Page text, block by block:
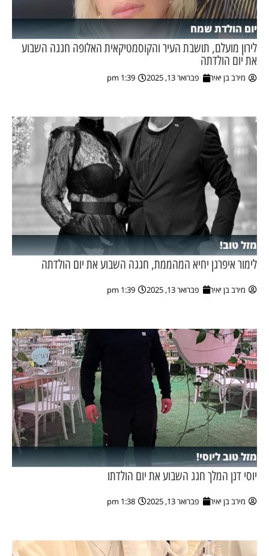
יום הולדת שמח
לירון מועלם, תושבת העיר והקוסמטיקאית האלופה חגגה השבוע
את יום הולדתה
מירב בן יאיר פברואר 13, 2025 1:39 pm
מזל טוב!
לימור איפרגן יחיא המהממת, חגגה השבוע את יום הולדתה
מירב בן יאיר פברואר 13, 2025 1:39 pm
מזל טוב ליוסי!
יוסי דנן המלך חגג השבוע את יום הולדתו
מירב בן יאיר פברואר 13, 2025 1:38 pm